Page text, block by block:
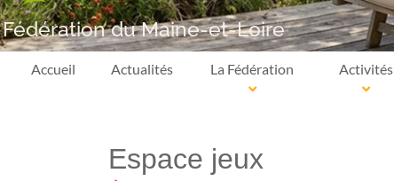
Fédération du Maine-et-Loire
Accueil Actualités La Fédération Activités
Espace jeux